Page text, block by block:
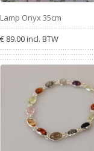
Lamp Onyx 35cm
€ 89.00 incl. BTW